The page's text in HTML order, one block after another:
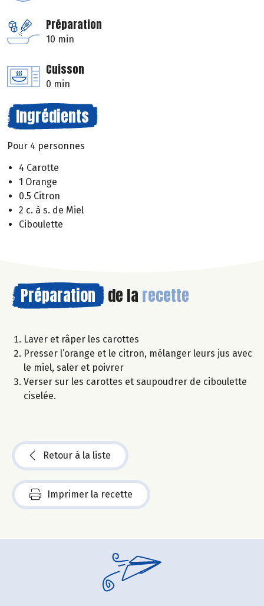
Préparation
10 min
Cuisson
0 min
Ingrédients
Pour 4 personnes
4 Carotte
1 Orange
0.5 Citron
2 c. à s. de Miel
Ciboulette
Préparation de la recette
Laver et râper les carottes
Presser l’orange et le citron, mélanger leurs jus avec
le miel, saler et poivrer
Verser sur les carottes et saupoudrer de ciboulette
ciselée.
Retour à la liste
Imprimer la recette